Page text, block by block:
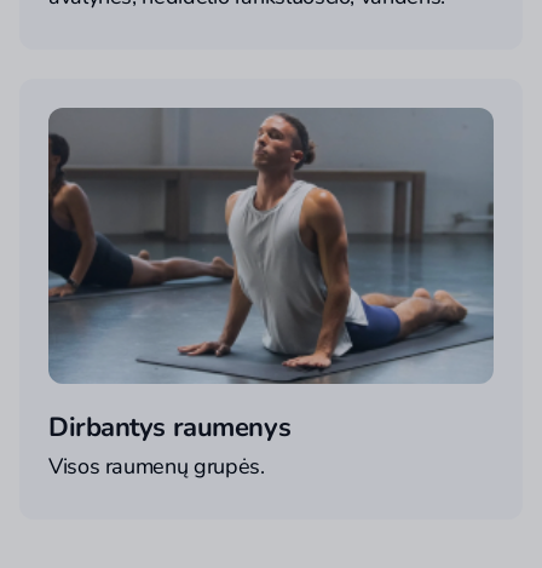
Dirbantys raumenys
Visos raumenų grupės.